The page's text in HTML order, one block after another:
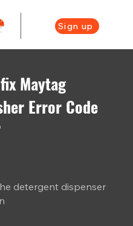
Sign up
Maytag
Error Code
detergent dispenser